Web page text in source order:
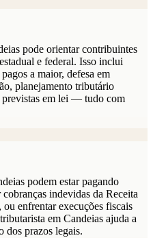
pode orientar contribuintes
e federal. Isso inclui
a maior, defesa em
planejamento tributário
previstas em lei — tudo com
podem estar pagando
indevidas da Receita
enfrentar execuções fiscais
em Candeias ajuda a
dos prazos legais.